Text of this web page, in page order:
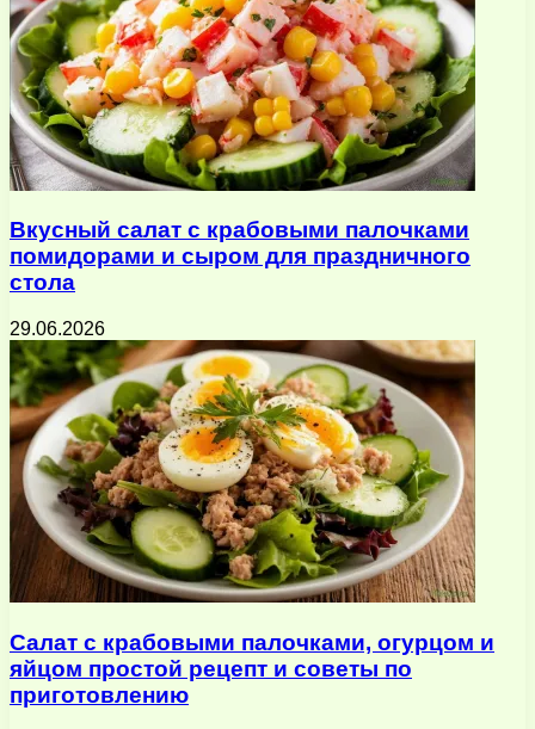
Вкусный салат с крабовыми палочками
помидорами и сыром для праздничного
стола
29.06.2026
Салат с крабовыми палочками, огурцом и
яйцом простой рецепт и советы по
приготовлению